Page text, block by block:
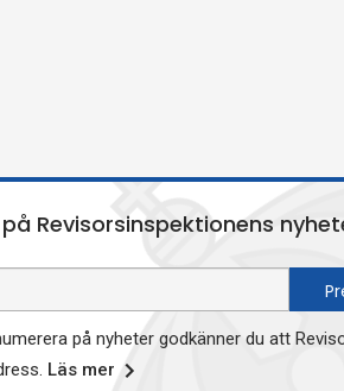
Revisorsinspektionens
på nyheter godkänner du att
Läs mer